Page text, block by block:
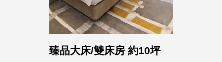
臻品大床/雙床房 約10坪